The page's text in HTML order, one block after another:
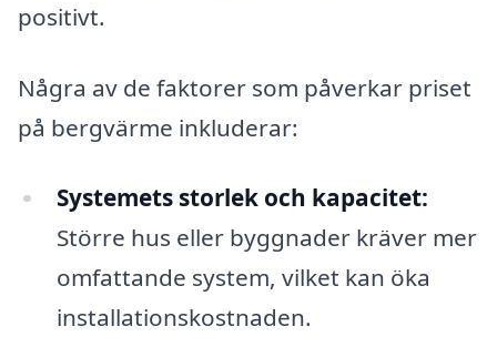
positivt.
Några av de faktorer som påverkar priset
på bergvärme inkluderar:
Systemets storlek och kapacitet:
Större hus eller byggnader kräver mer
omfattande system, vilket kan öka
installationskostnaden.